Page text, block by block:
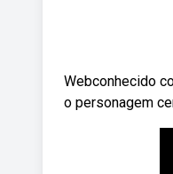
Webconhecido
o personagem